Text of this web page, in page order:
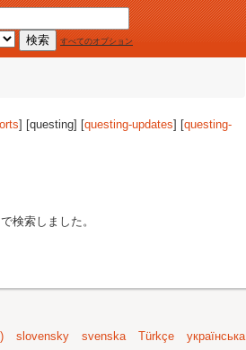
すべてのオプション
] [questing] [questing-updates] [questing-
検索しました。
slovensky svenska Türkçe
українська